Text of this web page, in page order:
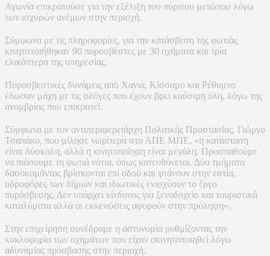
Αγωνία επικρατούσε για την εξέλιξη του πύρινου μετώπου λόγω
των ισχυρών ανέμων στην περιοχή.
Σύμφωνα με τις πληροφορίες, για την κατάσβεση της φωτιάς
κινητοποιήθηκαν 90 πυροσβέστες με 30 οχήματα και τρία
ελικόπτερα της υπηρεσίας.
Πυροσβεστικές δυνάμεις από Χανιά, Κίσσαμο και Ρέθυμνο
έδωσαν μάχη με τις φλόγες που έχουν βρει καύσιμη ύλη, λόγω της
ανομβρίας που επικρατεί.
Σύμφωνα με τον αντιπεριφερειάρχη Πολιτικής Προστασίας, Γιώργο
Τσαπάκο, που μίλησε νωρίτερα στο ΑΠΕ ΜΠΕ, «η κατάσταση
είναι δύσκολη, αλλά η κινητοποίηση είναι μεγάλη. Προσπαθούμε
να πιάσουμε τη φωτιά νότια, όπως κατευθύνεται. Δύο τμήματα
δασοκομάντος βρίσκονται επί οδού και φτάνουν στην εστία,
υδροφόρες των δήμων και ιδιωτικές ενισχύουν το έργο
πυρόσβεσης. Δεν υπάρχει κίνδυνος για ξενοδοχείο και τουριστικά
καταλύματα αλλά οι εκκενώσεις αφορούν στην πρόληψη».
Στην επιχείρηση συνέδραμε η αστυνομία ρυθμίζοντας την
κυκλοφορία των οχημάτων που είχαν ακινητοποιηθεί λόγω
αδυναμίας πρόσβασης στην περιοχή.